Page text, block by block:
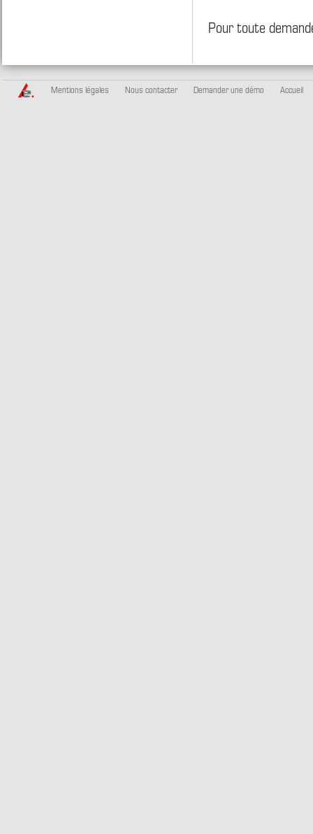
Pour toute
Mentions légales Nous contacter Demander une démo Accueil